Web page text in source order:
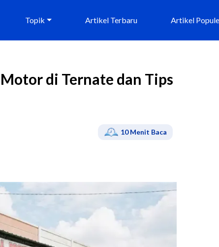
Topik Artikel Terbaru Artikel
di Ternate dan Tips
10Menit Baca